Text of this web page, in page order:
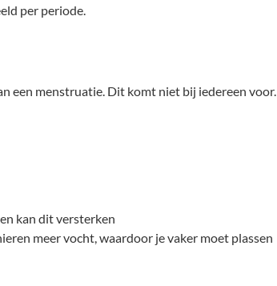
per periode.
een menstruatie. Dit komt niet bij iedereen voor.
kan dit versterken
meer vocht, waardoor je vaker moet plassen